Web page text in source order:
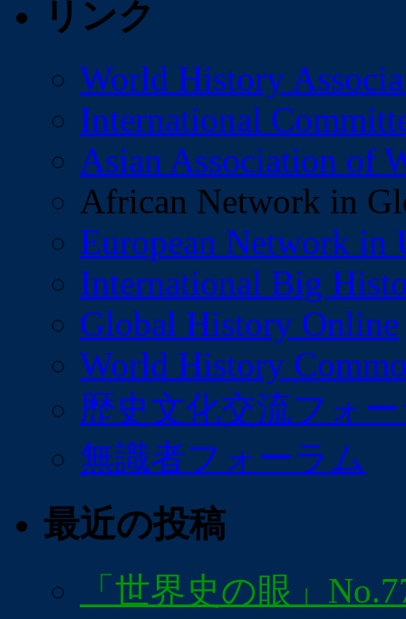
リンク
World History
International
Asian Association of
African Network in
European Network in
International Big
Global History Online
World History
歴史文化交流フォ
無識者フォーラム
最近の投稿
「世界史の眼」